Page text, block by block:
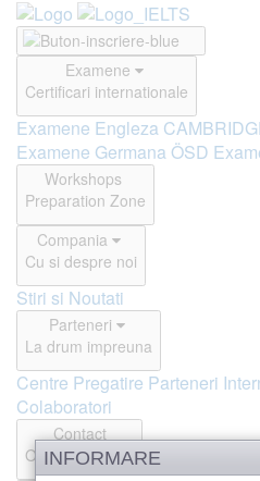
Examene
Certificari internationale
Examene Engleza
Examene Germana ÖSD
Workshops
Preparation Zone
Compania
Cu si despre noi
Stiri si Noutati
Parteneri
La drum impreuna
Centre Pregatire Parteneri
Colaboratori
Contact
Offline si Online
INFORMARE